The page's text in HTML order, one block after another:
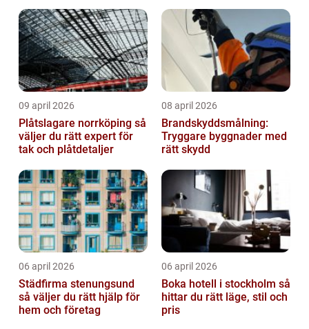
09 april 2026
Plåtslagare norrköping så
väljer du rätt expert för
tak och plåtdetaljer
08 april 2026
Brandskyddsmålning:
Tryggare byggnader med
rätt skydd
06 april 2026
Städfirma stenungsund
så väljer du rätt hjälp för
hem och företag
06 april 2026
Boka hotell i stockholm så
hittar du rätt läge, stil och
pris